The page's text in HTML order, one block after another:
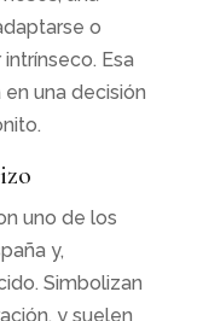
o
Esa
una decisión
uno de los
y,
Simbolizan
y suelen